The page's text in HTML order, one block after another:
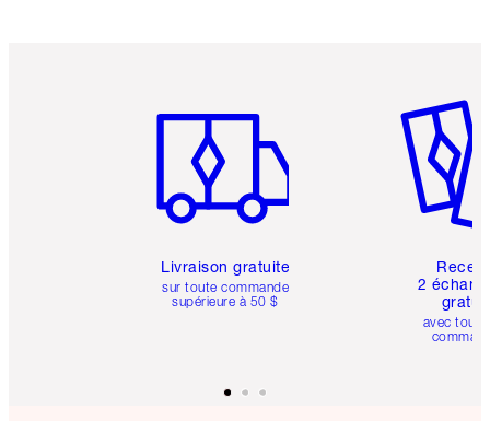
Livraison gratuite
sur toute commande
supérieure à 50 $
2
avec